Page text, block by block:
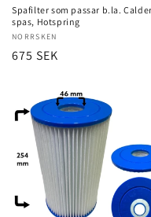
Spafilter som passar b.la.
spas, Hotspring
Säljare:
NORRSKEN
Ordinarie
675 SEK